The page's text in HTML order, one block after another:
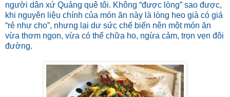
người dân xứ Quảng quê tôi. Không “được lòng” sao được,
khi nguyên liệu chính của món ăn này là lòng heo già có giá
“rẻ như cho”, nhưng lại dư sức chế biến nên một món ăn
vừa thơm ngon, vừa có thể chữa ho, ngừa cảm, trọn vẹn đôi
đường.